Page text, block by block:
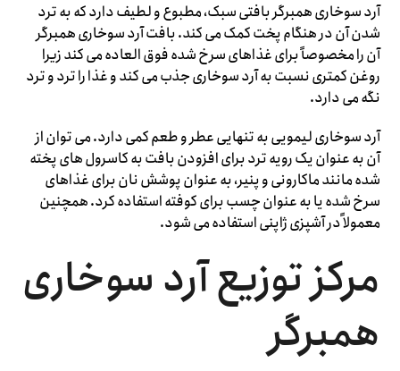
آرد سوخاری همبرگر بافتی سبک، مطبوع و لطیف دارد که به ترد
شدن آن در هنگام پخت کمک می کند. بافت آرد سوخاری همبرگر
آن را مخصوصاً برای غذاهای سرخ شده فوق العاده می کند زیرا
روغن کمتری نسبت به آرد سوخاری جذب می کند و غذا را ترد و ترد
نگه می دارد.
آرد سوخاری لیمویی به تنهایی عطر و طعم کمی دارد. می توان از
آن به عنوان یک رویه ترد برای افزودن بافت به کاسرول های پخته
شده مانند ماکارونی و پنیر، به عنوان پوشش نان برای غذاهای
سرخ شده یا به عنوان چسب برای کوفته استفاده کرد. همچنین
معمولاً در آشپزی ژاپنی استفاده می شود.
مرکز توزیع آرد سوخاری
همبرگر